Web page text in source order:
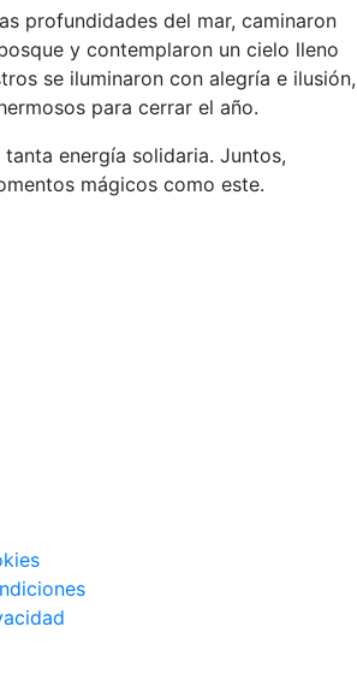
profundidades del mar, caminaron
y contemplaron un cielo lleno
se iluminaron con alegría e ilusión,
para cerrar el año.
energía solidaria. Juntos,
mágicos como este.